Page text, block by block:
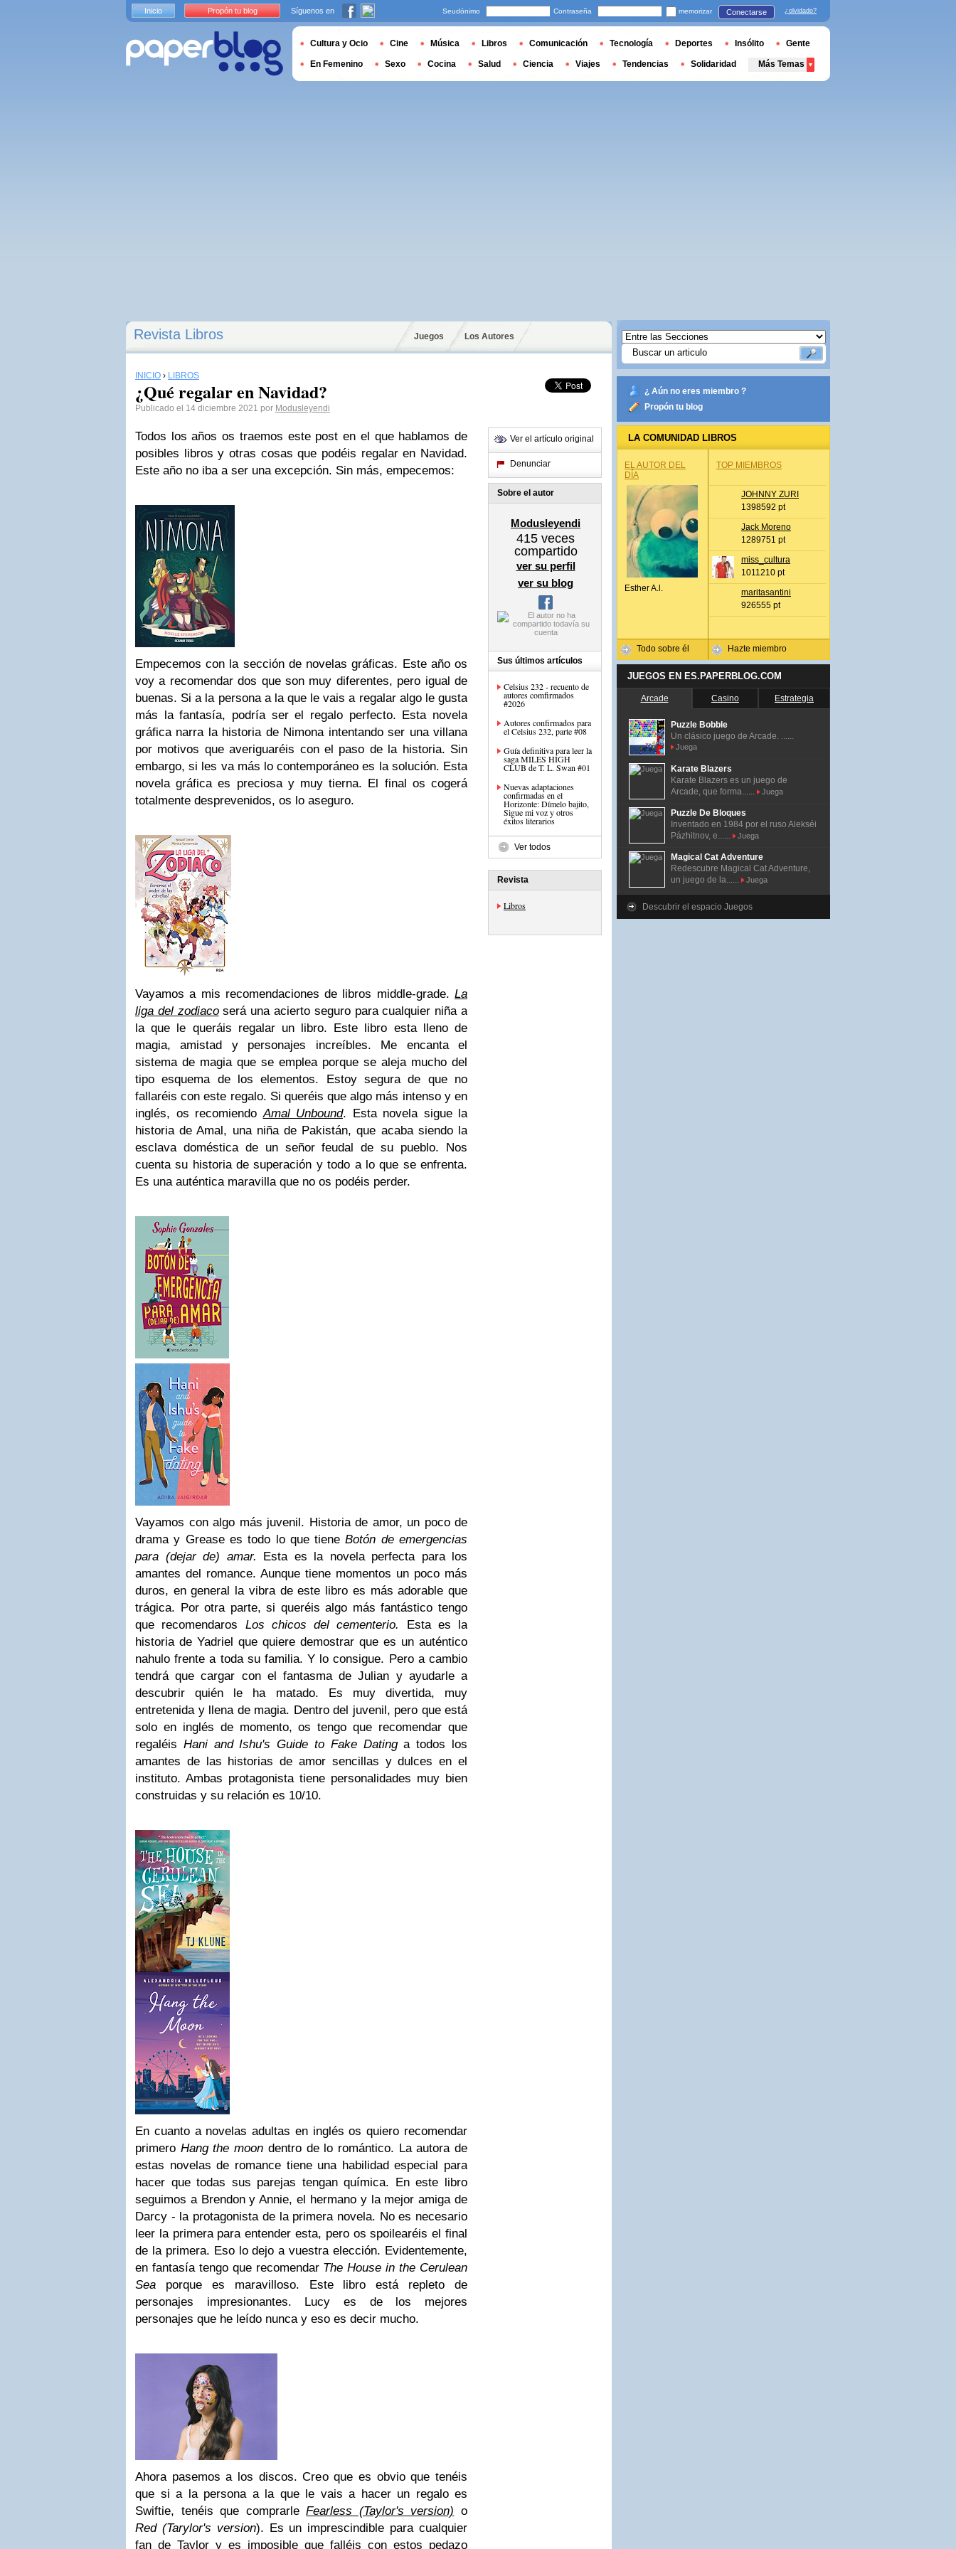
Revista Libros Juegos Los Autores
INICIO › LIBROS
¿Qué regalar en Navidad?
Publicado el 14 diciembre 2021 por Modusleyendi
Todos los años os traemos este post en el que hablamos de
posibles libros y otras cosas que podéis regalar en Navidad.
Este año no iba a ser una excepción. Sin más, empecemos:
Empecemos con la sección de novelas gráficas. Este año os
voy a recomendar dos que son muy diferentes, pero igual de
buenas. Si a la persona a la que le vais a regalar algo le gusta
más la fantasía, podría ser el regalo perfecto. Esta novela
gráfica narra la historia de Nimona intentando ser una villana
por motivos que averiguaréis con el paso de la historia. Sin
embargo, si les va más lo contemporáneo es la solución. Esta
novela gráfica es preciosa y muy tierna. El final os cogerá
totalmente desprevenidos, os lo aseguro.
Vayamos a mis recomendaciones de libros middle-grade. La
liga del zodiaco será una acierto seguro para cualquier niña a
la que le queráis regalar un libro. Este libro esta lleno de
magia, amistad y personajes increíbles. Me encanta el
sistema de magia que se emplea porque se aleja mucho del
tipo esquema de los elementos. Estoy segura de que no
fallaréis con este regalo. Si queréis que algo más intenso y en
inglés, os recomiendoAmal Unbound. Esta novela sigue la
historia de Amal, una niña de Pakistán, que acaba siendo la
esclava doméstica de un señor feudal de su pueblo. Nos
cuenta su historia de superación y todo a lo que se enfrenta.
Es una auténtica maravilla que no os podéis perder.
Vayamos con algo más juvenil. Historia de amor, un poco de
drama y Grease es todo lo que tieneBotón de emergencias
para (dejar de) amar. Esta es la novela perfecta para los
amantes del romance. Aunque tiene momentos un poco más
duros, en general la vibra de este libro es más adorable que
trágica. Por otra parte, si queréis algo más fantástico tengo
que recomendaros Los chicos del cementerio. Esta es la
historia de Yadriel que quiere demostrar que es un auténtico
nahulo frente a toda su familia. Y lo consigue. Pero a cambio
tendrá que cargar con el fantasma de Julian y ayudarle a
descubrir quién le ha matado. Es muy divertida, muy
entretenida y llena de magia. Dentro del juvenil, pero que está
solo en inglés de momento, os tengo que recomendar que
regaléis Hani and Ishu's Guide to Fake Datinga todos los
amantes de las historias de amor sencillas y dulces en el
instituto. Ambas protagonista tiene personalidades muy bien
construidas y su relación es 10/10.
En cuanto a novelas adultas en inglés os quiero recomendar
primero Hang the moon dentro de lo romántico. La autora de
estas novelas de romance tiene una habilidad especial para
hacer que todas sus parejas tengan química. En este libro
seguimos a Brendon y Annie, el hermano y la mejor amiga de
Darcy - la protagonista de la primera novela. No es necesario
leer la primera para entender esta, pero os spoilearéis el final
de la primera. Eso lo dejo a vuestra elección. Evidentemente,
en fantasía tengo que recomendar The House in the Cerulean
Sea porque es maravilloso. Este libro está repleto de
personajes impresionantes. Lucy es de los mejores
personajes que he leído nunca y eso es decir mucho.
Ahora pasemos a los discos. Creo que es obvio que tenéis
que si a la persona a la que le vais a hacer un regalo es
Swiftie, tenéis que comprarleFearless (Taylor's version) o
Red (Tarylor's version). Es un imprescindible para cualquier
fan de Taylor y es imposible que falléis con estos pedazo
Ver el artículo original
Denunciar
Sobre el autor
Modusleyendi
415 veces
compartido
ver su perfil
ver su blog
Sus últimos artículos
Celsius 232 - recuento de
autores comfirmados
#2026
Autores confirmados para
el Celsius 232, parte #08
Guía definitiva para leer la
saga MILES HIGH
CLUB de T. L. Swan #01
Nuevas adaptaciones
confirmadas en el
Horizonte: Dímelo bajito,
Sigue mi voz y otros
éxitos literarios
Ver todos
Revista
Libros
¿ Aún no eres miembro ?
Propón tu blog
LA COMUNIDAD LIBROS
EL AUTOR DEL
DÍA
Esther A.l.
Todo sobre él
TOP MIEMBROS
JOHNNY ZURI
1398592 pt
Jack Moreno
1289751 pt
miss_cultura
1011210 pt
maritasantini
926555 pt
Hazte miembro
JUEGOS EN ES.PAPERBLOG.COM
Arcade Casino Estrategia
Puzzle Bobble
Un clásico juego de Arcade. ......
Juega
Karate Blazers
Karate Blazers es un juego de
Arcade, que forma......
Juega
Puzzle De Bloques
Inventado en 1984 por el ruso Alekséi
Pázhitnov, e......
Juega
Magical Cat Adventure
Redescubre Magical Cat Adventure,
un juego de la......
Juega
Descubrir el espacio Juegos
Inicio Propón tu blog Síguenos en Seudónimo Contraseña memorizar Conectarse ¿olvidado?
Cultura y Ocio Cine Música Libros Comunicación Tecnología Deportes Insólito Gente
En Femenino Sexo Cocina Salud Ciencia Viajes Tendencias Solidaridad Más Temas